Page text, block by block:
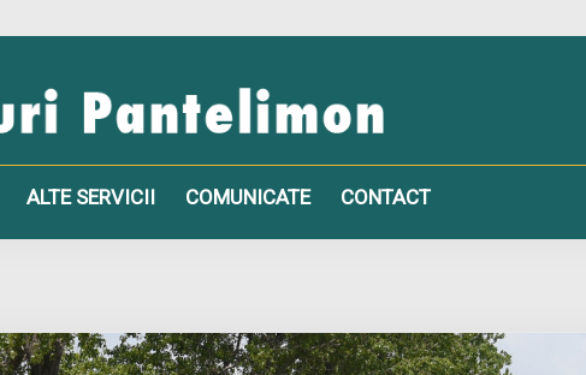
ALTE SERVICII COMUNICATE CONTACT